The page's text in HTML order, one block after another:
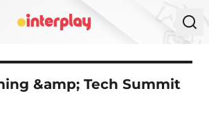
&amp; Tech Summit